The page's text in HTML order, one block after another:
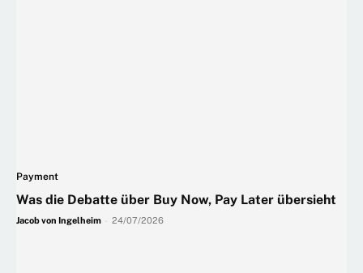
Payment
Was die Debatte über Buy Now, Pay Later übersieht
Jacob von Ingelheim 24/07/2026